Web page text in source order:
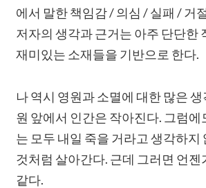
에서 말한 책임감 / 의심 / 실패 / 거
저자의 생각과 근거는 아주 단단한
재미있는 소재들을 기반으로 한다.
나 역시 영원과 소멸에 대한 많은
원 앞에서 인간은 작아진다. 그럼에
는 모두 내일 죽을 거라고 생각하지
것처럼 살아간다. 근데 그러면 언젠
같다.